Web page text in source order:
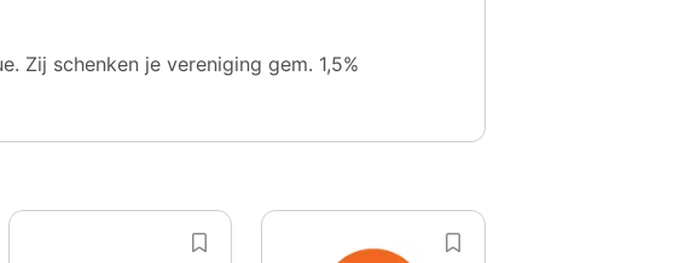
Zij schenken je vereniging gem. 1,5%